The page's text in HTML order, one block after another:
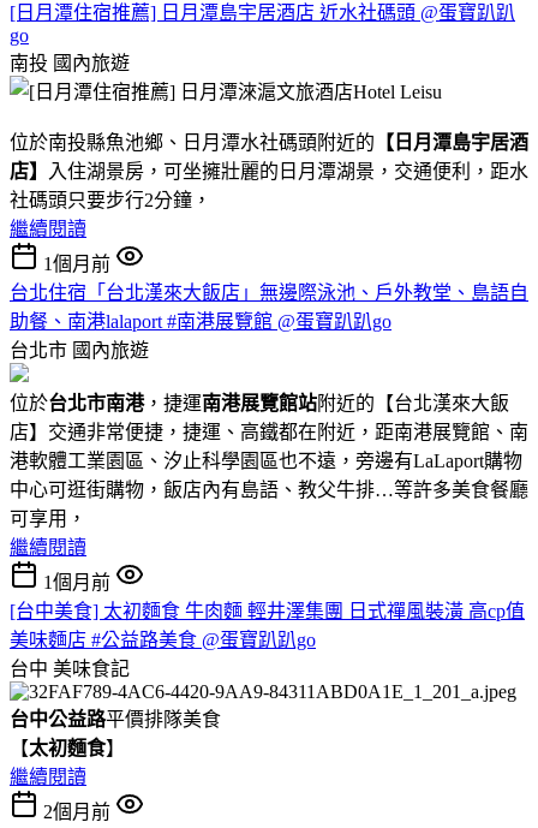
[日月潭住宿推薦] 日月潭島宇居酒店 近水社碼頭 @蛋寶趴趴
go
南投 國內旅遊
位於南投縣魚池鄉、日月潭水社碼頭附近的 【日月潭島宇居酒
店】
入住湖景房，可坐擁壯麗的日月潭湖景，交通便利，距水
社碼頭只要步行2分鐘，
繼續閱讀
1個月前
台北住宿「台北漢來大飯店」無邊際泳池、戶外教堂、島語自
助餐、南港lalaport #南港展覽館 @蛋寶趴趴go
台北市 國內旅遊
位於台北市南港，捷運南港展覽館站附近的【台北漢來大飯
店】交通非常便捷，捷運、高鐵都在附近，距南港展覽館、南
港軟體工業園區、汐止科學園區也不遠，旁邊有LaLaport購物
中心可逛街購物，飯店內有島語、教父牛排…等許多美食餐廳
可享用，
繼續閱讀
1個月前
[台中美食] 太初麵食 牛肉麵 輕井澤集團 日式禪風裝潢 高cp值
美味麵店 #公益路美食 @蛋寶趴趴go
台中 美味食記
台中公益路平價排隊美食
【太初麵食】
繼續閱讀
2個月前